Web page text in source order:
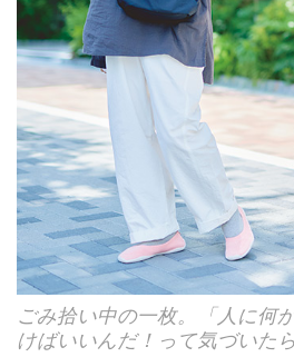
ごみ拾い中の一枚。「人に何
けばいいんだ！って気づいた